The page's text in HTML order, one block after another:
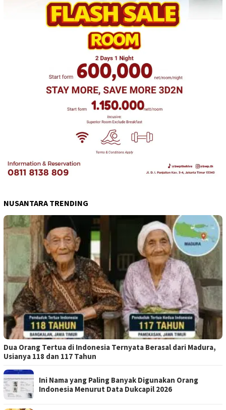
NUSANTARA TRENDING
Dua Orang Tertua di Indonesia Ternyata Berasal dari Madura,
Usianya 118 dan 117 Tahun
Ini Nama yang Paling Banyak Digunakan Orang
Indonesia Menurut Data Dukcapil 2026